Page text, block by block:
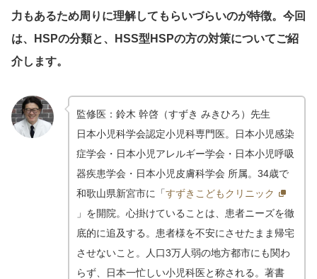
力もあるため周りに理解してもらいづらいのが特徴。今回
は、HSPの分類と、HSS型HSPの方の対策についてご紹
介します。
監修医：鈴木 幹啓（すずき みきひろ）先生
日本小児科学会認定小児科専門医。日本小児感染
症学会・日本小児アレルギー学会・日本小児呼吸
器疾患学会・日本小児皮膚科学会 所属。34歳で
和歌山県新宮市に「すずきこどもクリニック
」を開院。心掛けていることは、患者ニーズを徹
底的に追及する。患者様を不安にさせたまま帰宅
させないこと。人口3万人弱の地方都市にも関わ
らず、日本一忙しい小児科医と称される。著書